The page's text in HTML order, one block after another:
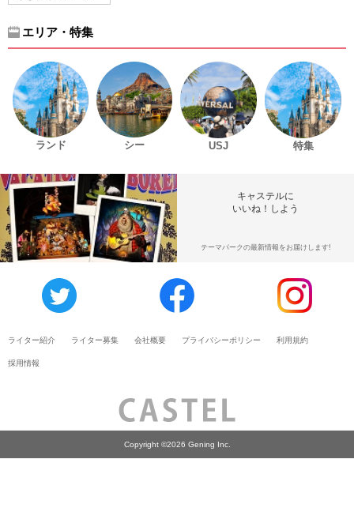
エリア・特集
ランド シー USJ 特集
キャステルに
いいね！しよう
テーマパークの最新情報をお届けします!
ライター紹介 ライター募集 会社概要 プライバシーポリシー 利用規約
採用情報
Copyright ©2026 Gening Inc.